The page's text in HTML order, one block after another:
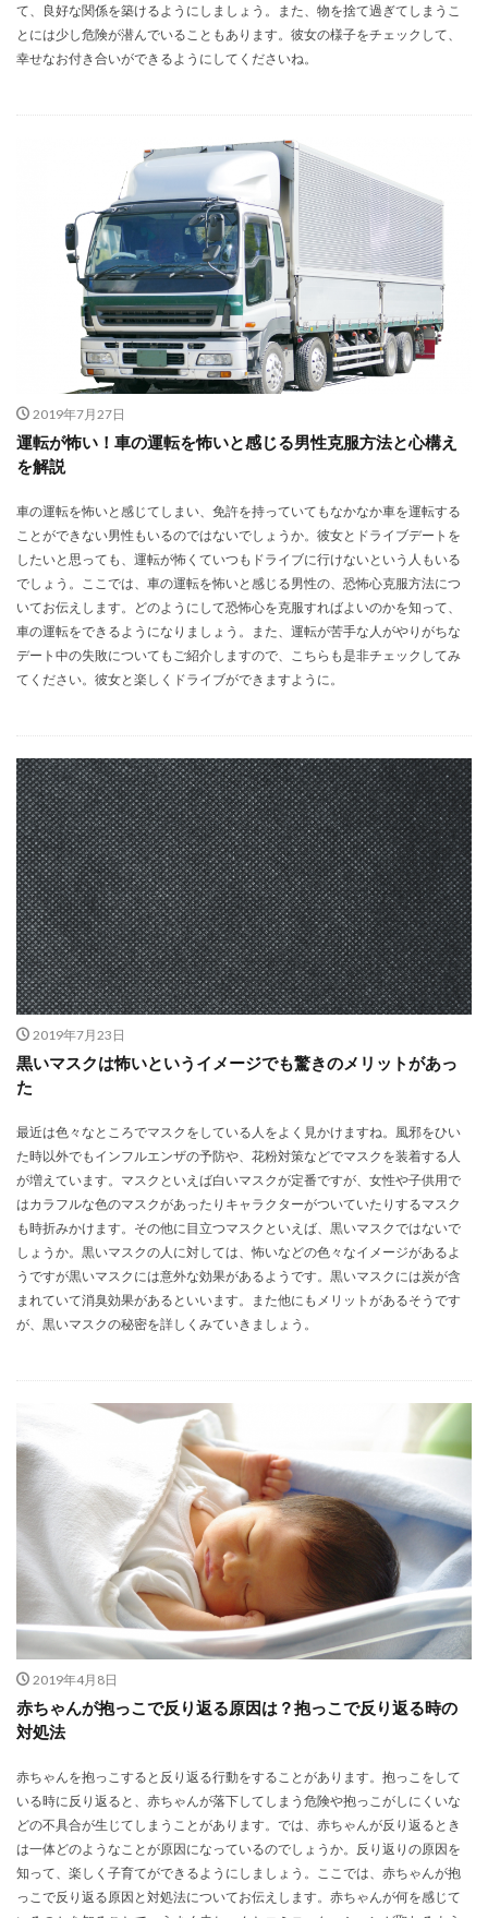
て、良好な関係を築けるようにしましょう。また、物を捨て過ぎてしまうこ
とには少し危険が潜んでいることもあります。彼女の様子をチェックして、
幸せなお付き合いができるようにしてくださいね。
2019年7月27日
運転が怖い！車の運転を怖いと感じる男性克服方法と心構え
を解説
車の運転を怖いと感じてしまい、免許を持っていてもなかなか車を運転する
ことができない男性もいるのではないでしょうか。彼女とドライブデートを
したいと思っても、運転が怖くていつもドライブに行けないという人もいる
でしょう。ここでは、車の運転を怖いと感じる男性の、恐怖心克服方法につ
いてお伝えします。どのようにして恐怖心を克服すればよいのかを知って、
車の運転をできるようになりましょう。また、運転が苦手な人がやりがちな
デート中の失敗についてもご紹介しますので、こちらも是非チェックしてみ
てください。彼女と楽しくドライブができますように。
2019年7月23日
黒いマスクは怖いというイメージでも驚きのメリットがあっ
た
最近は色々なところでマスクをしている人をよく見かけますね。風邪をひい
た時以外でもインフルエンザの予防や、花粉対策などでマスクを装着する人
が増えています。マスクといえば白いマスクが定番ですが、女性や子供用で
はカラフルな色のマスクがあったりキャラクターがついていたりするマスク
も時折みかけます。その他に目立つマスクといえば、黒いマスクではないで
しょうか。黒いマスクの人に対しては、怖いなどの色々なイメージがあるよ
うですが黒いマスクには意外な効果があるようです。黒いマスクには炭が含
まれていて消臭効果があるといいます。また他にもメリットがあるそうです
が、黒いマスクの秘密を詳しくみていきましょう。
2019年4月8日
赤ちゃんが抱っこで反り返る原因は？抱っこで反り返る時の
対処法
赤ちゃんを抱っこすると反り返る行動をすることがあります。抱っこをして
いる時に反り返ると、赤ちゃんが落下してしまう危険や抱っこがしにくいな
どの不具合が生じてしまうことがあります。では、赤ちゃんが反り返るとき
は一体どのようなことが原因になっているのでしょうか。反り返りの原因を
知って、楽しく子育てができるようにしましょう。ここでは、赤ちゃんが抱
っこで反り返る原因と対処法についてお伝えします。赤ちゃんが何を感じて